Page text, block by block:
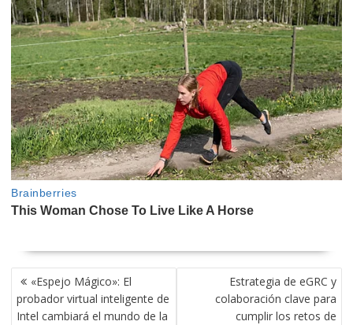
NAVEGACIÓN
DE
ENTRADAS
«Espejo Mágico»: El
probador virtual inteligente de
Intel cambiará el mundo de la
Estrategia de eGRC y
colaboración clave para
cumplir los retos de